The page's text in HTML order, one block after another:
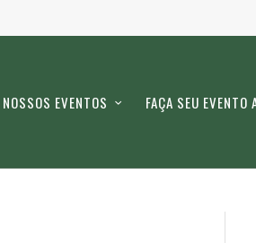
NOSSOS EVENTOS FAÇA SEU EVENTO